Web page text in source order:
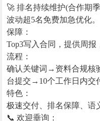
🚀 排名持续维护(合作期
波动超5名免费加急优化。
保障：
Top3写入合同，提供周报
流程：
确认关键词→资料合规
台提交→10个工作日内交
特色：
极速交付、排名保障、语
📞 欢迎垂询：